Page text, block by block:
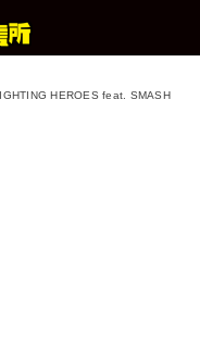
HEROES feat. SMASH